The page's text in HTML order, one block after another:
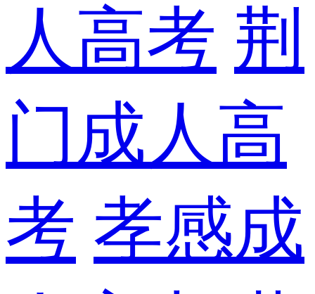
人高考 荆
门成人高
考 孝感成